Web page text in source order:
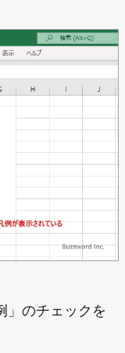
」のチェックを